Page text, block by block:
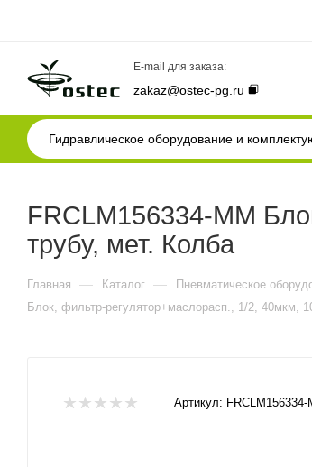
E-mail для заказа:
zakaz@ostec-pg.ru
Гидравлическое оборудование и
FRCLM156334-MM
трубу, мет. Колба
Главная — Каталог — Пневматическое
Блок, фильтр-регулятор+маслорасп., 1/2, 40мкм,
Артикул: FRCLM156334-